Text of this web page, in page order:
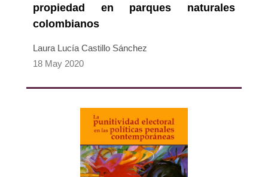
propiedad en parques naturales
colombianos
Laura Lucía Castillo Sánchez
18 May 2020